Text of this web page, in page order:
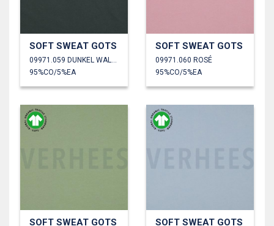
SOFT SWEAT GOTS
95%CO/5%EA
SOFT SWEAT GOTS
09971.060 ROSÉ
95%CO/5%EA
SOFT SWEAT GOTS SOFT SWEAT GOTS